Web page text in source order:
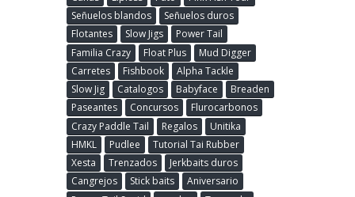
Señuelos blandos
Señuelos duros
Flotantes
Slow Jigs
Power Tail
Familia Crazy
Float Plus
Mud Digger
Carretes
Fishbook
Alpha Tackle
Slow Jig
Catalogos Babyface
Breaden
Paseantes
Concursos
Flurocarbonos
Crazy Paddle Tail
Regalos
Unitika
HMKL
Pudlee
Tutorial Tai Rubber
Xesta
Trenzados
Jerkbaits duros
Cangrejos
Stick baits
Aniversario